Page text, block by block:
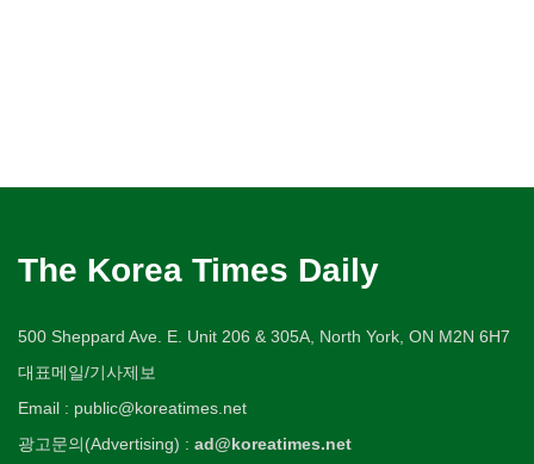
The Korea Times Daily
500 Sheppard Ave. E. Unit 206 & 305A, North York, ON M2N 6H7
대표메일/기사제보
Email : public@koreatimes.net
광고문의(Advertising) : ad@koreatimes.net